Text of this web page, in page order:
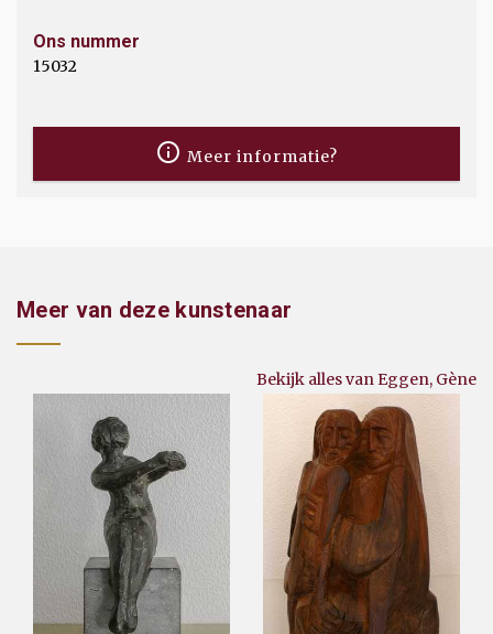
Ons nummer
15032
Meer informatie?
Meer van deze kunstenaar
Bekijk alles van Eggen, Gène